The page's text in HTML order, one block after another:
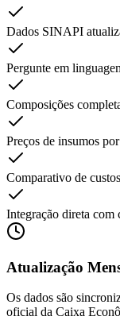
Dados SINAPI
Pergunte em
Composições
Preços de insumos
Comparativo de
Integração direta com
Atualização
Os dados são
oficial da Caixa